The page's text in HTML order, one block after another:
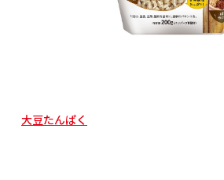
大豆たんぱく